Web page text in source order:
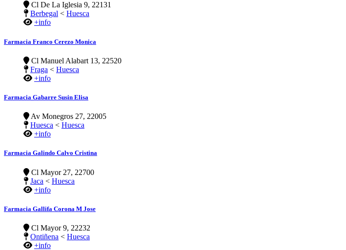
Cl De La Iglesia 9, 22131
Berbegal < Huesca
+info
Farmacia Franco Cerezo Monica
Cl Manuel Alabart 13, 22520
Fraga < Huesca
+info
Farmacia Gabarre Susin Elisa
Av Monegros 27, 22005
Huesca < Huesca
+info
Farmacia Galindo Calvo Cristina
Cl Mayor 27, 22700
Jaca < Huesca
+info
Farmacia Gallifa Corona M Jose
Cl Mayor 9, 22232
Ontiñena < Huesca
+info